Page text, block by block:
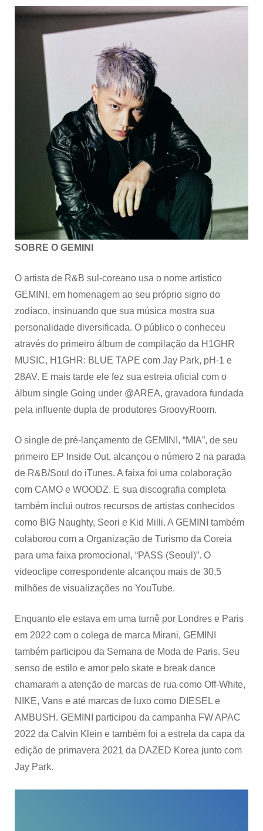
SOBRE O GEMINI
O artista de R&B sul-coreano usa o nome artístico
GEMINI, em homenagem ao seu próprio signo do
zodíaco, insinuando que sua música mostra sua
personalidade diversificada. O público o conheceu
através do primeiro álbum de compilação da H1GHR
MUSIC, H1GHR: BLUE TAPE com Jay Park, pH-1 e
28AV. E mais tarde ele fez sua estreia oficial com o
álbum single Going under @AREA, gravadora fundada
pela influente dupla de produtores GroovyRoom.
O single de pré-lançamento de GEMINI, “MIA”, de seu
primeiro EP Inside Out, alcançou o número 2 na parada
de R&B/Soul do iTunes. A faixa foi uma colaboração
com CAMO e WOODZ. E sua discografia completa
também inclui outros recursos de artistas conhecidos
como BIG Naughty, Seori e Kid Milli. A GEMINI também
colaborou com a Organização de Turismo da Coreia
para uma faixa promocional, “PASS (Seoul)”. O
videoclipe correspondente alcançou mais de 30,5
milhões de visualizações no YouTube.
Enquanto ele estava em uma turnê por Londres e Paris
em 2022 com o colega de marca Mirani, GEMINI
também participou da Semana de Moda de Paris. Seu
senso de estilo e amor pelo skate e break dance
chamaram a atenção de marcas de rua como Off-White,
NIKE, Vans e até marcas de luxo como DIESEL e
AMBUSH. GEMINI participou da campanha FW APAC
2022 da Calvin Klein e também foi a estrela da capa da
edição de primavera 2021 da DAZED Korea junto com
Jay Park.